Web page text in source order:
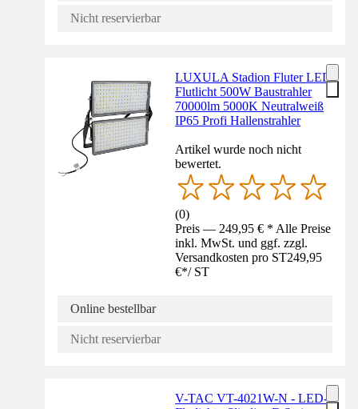
Nicht reservierbar
LUXULA Stadion Fluter LED
Flutlicht 500W Baustrahler
70000lm 5000K Neutralweiß
IP65 Profi Hallenstrahler
Artikel wurde noch nicht
bewertet.
(0)
Preis — 249,95 € * Alle Preise
inkl. MwSt. und ggf. zzgl.
Versandkosten pro ST249,95
€*/ ST
Online bestellbar
Nicht reservierbar
V-TAC VT-4021W-N - LED-